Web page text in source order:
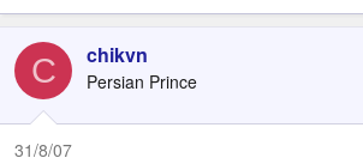
C chikvn
Persian Prince
31/8/07